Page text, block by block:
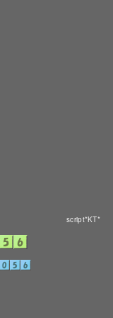
script*KT*